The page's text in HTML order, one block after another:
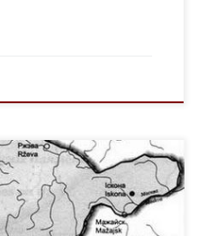
дзяржаўнае
ў ХІІ ст. вакол горада
сучасных Смаленскай,